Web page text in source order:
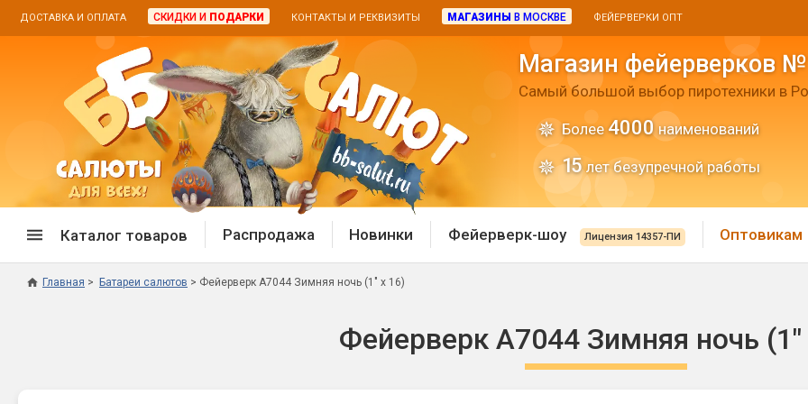
ДОСТАВКА И ОПЛАТА СКИДКИ И ПОДАРКИ КОНТАКТЫ И РЕКВИЗИТЫ МАГАЗИНЫ В МОСКВЕ ФЕЙЕРВЕРКИ ОПТ
Магазин фейерверков
Самый большой выбор пиротехники в
Более 4000 наименований
15лет безупречной работы
Каталог товаров
Дневные батареи
Хлопушки и
Распродажа Новинки Фейерверк-шоу Лицензия 14357-ПИ Оптовикам
Главная Батареи салютов Фейерверк А7044 Зимняя ночь (1" х 16)
Фейерверк А7044 Зимняя ночь (1"